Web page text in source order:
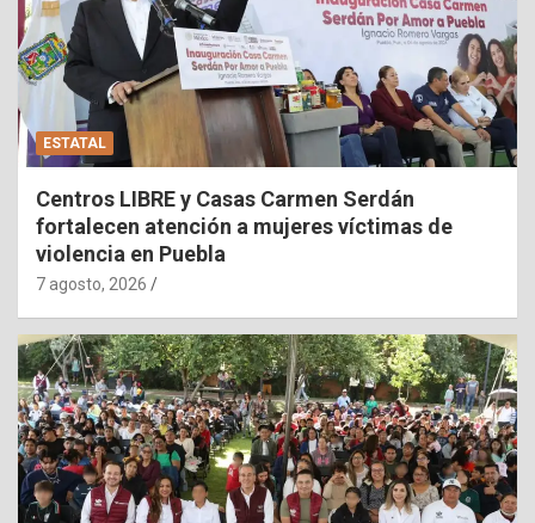
ESTATAL
Centros LIBRE y Casas Carmen Serdán
fortalecen atención a mujeres víctimas de
violencia en Puebla
7 agosto, 2026